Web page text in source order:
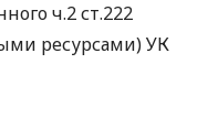
ч.2 ст.222
ресурсами) УК